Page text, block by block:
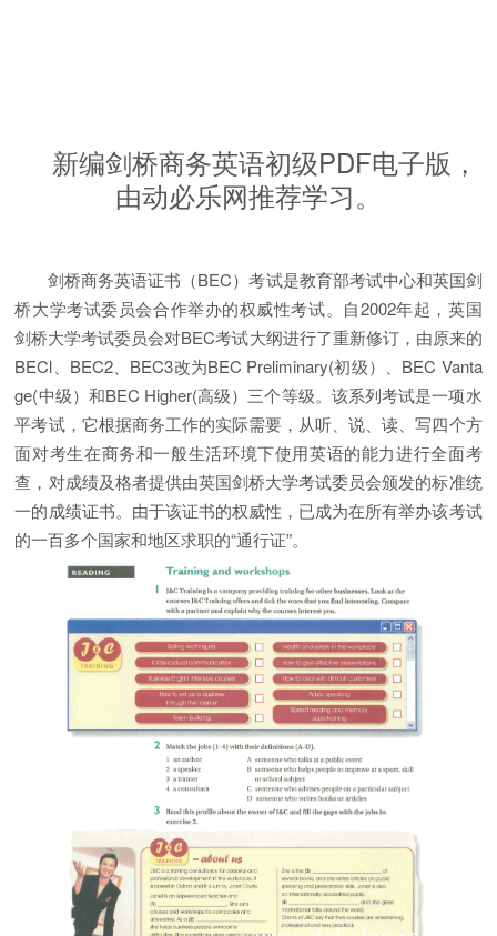
新编剑桥商务英语初级PDF电子版，
由动必乐网推荐学习。
剑桥商务英语证书（BEC）考试是教育部考试中心和英国剑
桥大学考试委员会合作举办的权威性考试。自2002年起，英国
剑桥大学考试委员会对BEC考试大纲进行了重新修订，由原来的
BECl、BEC2、BEC3改为BEC Preliminary(初级）、BEC Vanta
ge(中级）和BEC Higher(高级）三个等级。该系列考试是一项水
平考试，它根据商务工作的实际需要，从听、说、读、写四个方
面对考生在商务和一般生活环境下使用英语的能力进行全面考
查，对成绩及格者提供由英国剑桥大学考试委员会颁发的标准统
一的成绩证书。由于该证书的权威性，已成为在所有举办该考试
的一百多个国家和地区求职的“通行证”。